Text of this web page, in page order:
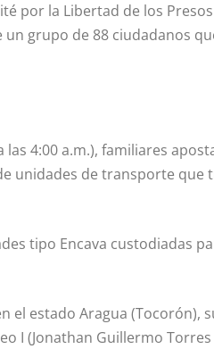
por la Libertad de los Presos
grupo de 88 ciudadanos
4:00 a.m.), familiares
unidades de transporte que
tipo Encava custodiadas
el estado Aragua (Tocorón),
I (Jonathan Guillermo